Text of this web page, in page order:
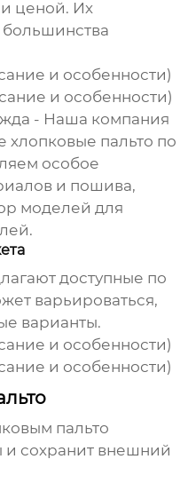
ценой. Их
и особенности)
и особенности)
- Наша компания
хлопковые пальто по
особое
и пошива,
моделей для
доступные по
варьироваться,
варианты.
и особенности)
и особенности)
пальто
и сохранит внешний